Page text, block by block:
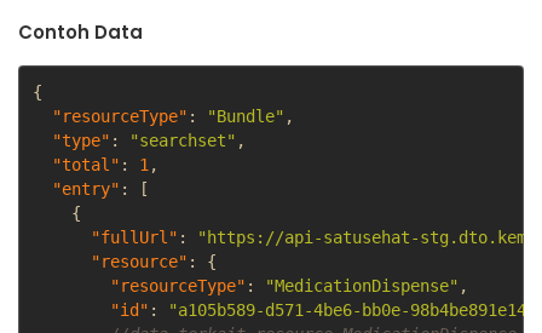
Contoh Data
{
"resourceType" : "Bundle" ,
"type" : "searchset" ,
"total" : 1 ,
"entry" :
[
{
"fullUrl" :
"https://api-satusehat-
"resource" :
{
"resourceType" : "MedicationDispense" ,
"id" : "a105b589-d571-4be6-bb0e-98b4be891e14"